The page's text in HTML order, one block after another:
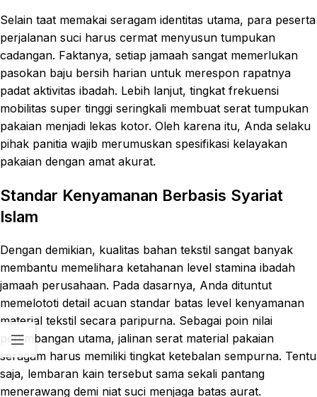
Selain taat memakai seragam identitas utama, para peserta
perjalanan suci harus cermat menyusun tumpukan
cadangan. Faktanya, setiap jamaah sangat memerlukan
pasokan baju bersih harian untuk merespon rapatnya
padat aktivitas ibadah. Lebih lanjut, tingkat frekuensi
mobilitas super tinggi seringkali membuat serat tumpukan
pakaian menjadi lekas kotor. Oleh karena itu, Anda selaku
pihak panitia wajib merumuskan spesifikasi kelayakan
pakaian dengan amat akurat.
Standar Kenyamanan Berbasis Syariat
Islam
Dengan demikian, kualitas bahan tekstil sangat banyak
membantu memelihara ketahanan level stamina ibadah
jamaah perusahaan. Pada dasarnya, Anda dituntut
memelototi detail acuan standar batas level kenyamanan
material tekstil secara paripurna. Sebagai poin nilai
pertimbangan utama, jalinan serat material pakaian
seragam harus memiliki tingkat ketebalan sempurna. Tentu
saja, lembaran kain tersebut sama sekali pantang
menerawang demi niat suci menjaga batas aurat.